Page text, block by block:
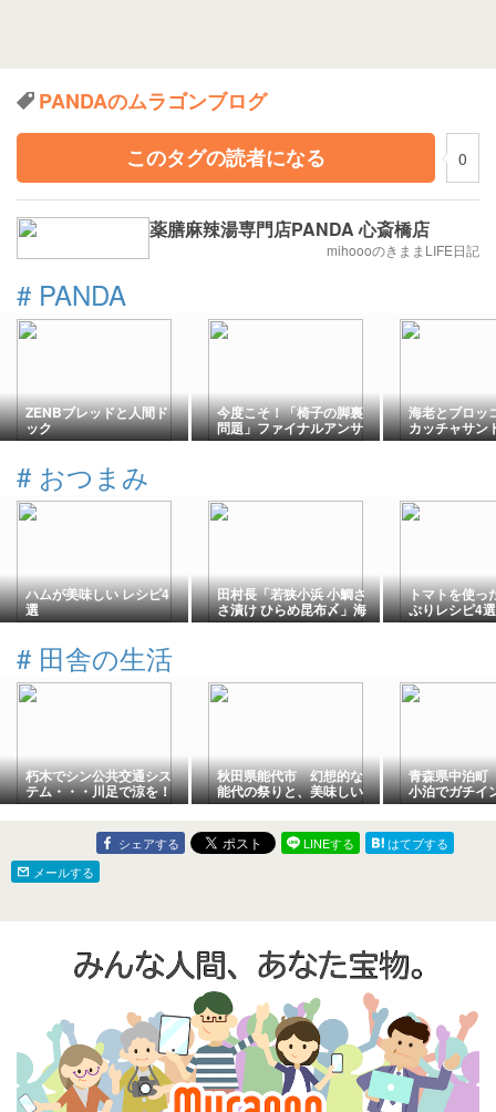
PANDAのムラゴンブログ
このタグの読者になる
0
薬膳麻辣湯専門店PANDA 心斎橋店
mihoooのきままLIFE日記
# PANDA
ZENBブレッドと人間ド
ック
今度こそ！「椅子の脚裏
問題」ファイナルアンサ
ー！
海老とブロッ
カッチャサン
本郷三丁目
# おつまみ
ハムが美味しい レシピ4
選
田村長「若狭小浜 小鯛さ
さ漬け ひらめ昆布〆」海
の幸にや笹と杉樽の山の
ラメ！お歳暮に！【ふる
さと納税・福井県小浜
トマトを使っ
ぷりレシピ4選
# 田舎の生活
朽木でシン公共交通シス
テム・・・川足で涼を！
秋田県能代市 幻想的な
能代の祭りと、美味しい
特製ラーメンを味わって
来ました。【能代七夕
「天空の不夜城」】【ラ
ーメン・餃子みのり】
青森県中泊
小泊でガチイ
的な南インド
シュカレー」
ました。【津
語】
シェアする LINEする
はてブする
メールする